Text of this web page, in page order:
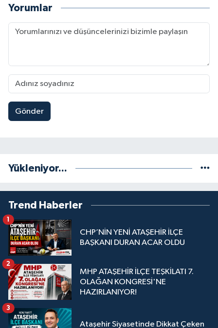
Yorumlar
Gönder
Yükleniyor...
Trend Haberler
CHP’NİN YENİ ATAŞEHİR İLÇE
BAŞKANI DURAN ACAR OLDU
1
MHP ATAŞEHİR İLÇE TEŞKİLATI 7.
OLAĞAN KONGRESİ'NE
HAZIRLANIYOR!
2
Ataşehir Siyasetinde Dikkat Çeken
3